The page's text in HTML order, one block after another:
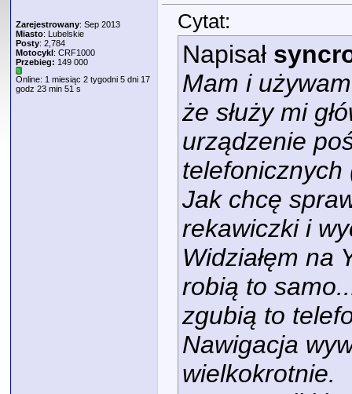
Zarejestrowany: Sep 2013
Miasto: Lubelskie
Posty: 2,784
Motocykl: CRF1000
Przebieg: 149 000
Online: 1 miesiąc 2 tygodni 5 dni 17
godz 23 min 51 s
Cytat:
Napisał
Mam i
że służy mi
urządzenie
Jak chcę
rekawiczki i
Widziałęm na
robią to
zgubią to
Nawigacja
wielkokrotnie.